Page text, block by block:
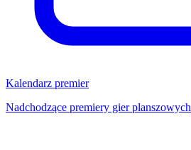
Kalendarz premier
Nadchodzące premiery gier planszowych